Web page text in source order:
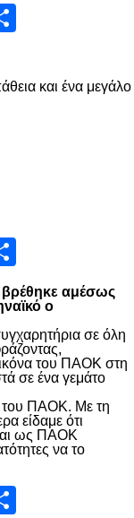
και ένα μεγάλο
αμέσως
ο
σε όλη
του ΠΑΟΚ στη
σε ένα γεμάτο
του ΠΑΟΚ. Με τη
είδαμε ότι
ως ΠΑΟΚ
να το